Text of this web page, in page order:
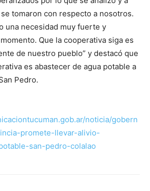
tomaron con respecto a nosotros.
una necesidad muy fuerte y
Que la cooperativa siga es
de nuestro pueblo” y destacó que
es abastecer de agua potable a
Pedro.
noticia/gobern
promete-llevar-alivio-
san-pedro-colalao